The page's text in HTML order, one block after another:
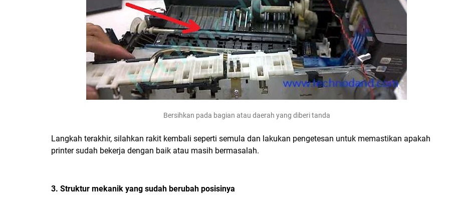
Bersihkan pada bagian atau daerah yang diberi tanda
Langkah terakhir, silahkan rakit kembali seperti semula dan lakukan pengetesan untuk memastikan apakah
printer sudah bekerja dengan baik atau masih bermasalah.
3. Struktur mekanik yang sudah berubah posisinya